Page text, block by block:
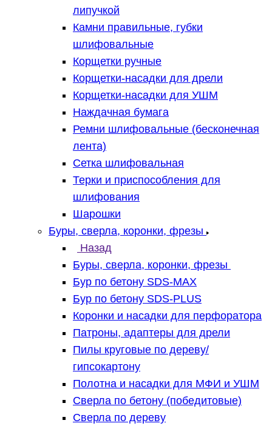
липучкой
Камни правильные, губки
шлифовальные
Корщетки ручные
Корщетки-насадки для дрели
Корщетки-насадки для УШМ
Наждачная бумага
Ремни шлифовальные (бесконечная
лента)
Сетка шлифовальная
Терки и приспособления для
шлифования
Шарошки
Буры, сверла, коронки, фрезы
Назад
Буры, сверла, коронки, фрезы
Бур по бетону SDS-MAX
Бур по бетону SDS-PLUS
Коронки и насадки для перфоратора
Патроны, адаптеры для дрели
Пилы круговые по дереву/
гипсокартону
Полотна и насадки для МФИ и УШМ
Сверла по бетону (победитовые)
Сверла по дереву